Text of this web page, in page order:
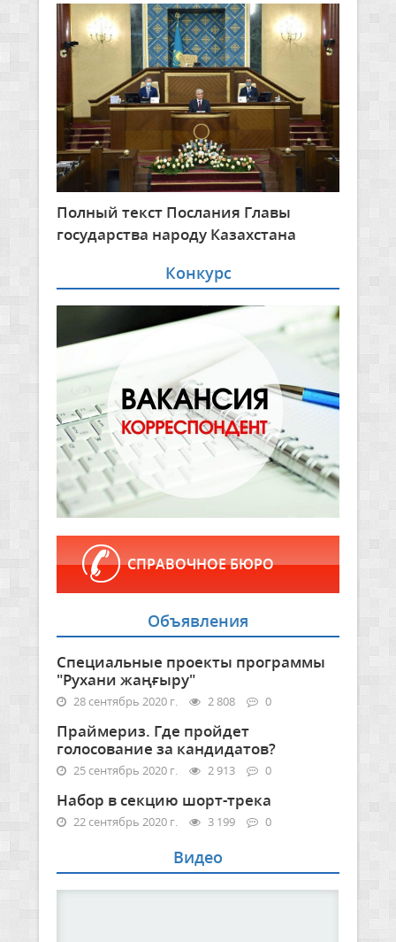
Полный текст Послания Главы
государства народу Казахстана
Конкурс
СПРАВОЧНОЕ БЮРО
Объявления
Специальные проекты программы
"Рухани жаңғыру"
28 сентябрь 2020 г. 2 808 0
Праймериз. Где пройдет
голосование за кандидатов?
25 сентябрь 2020 г. 2 913 0
Набор в секцию шорт-трека
22 сентябрь 2020 г. 3 199 0
Видео